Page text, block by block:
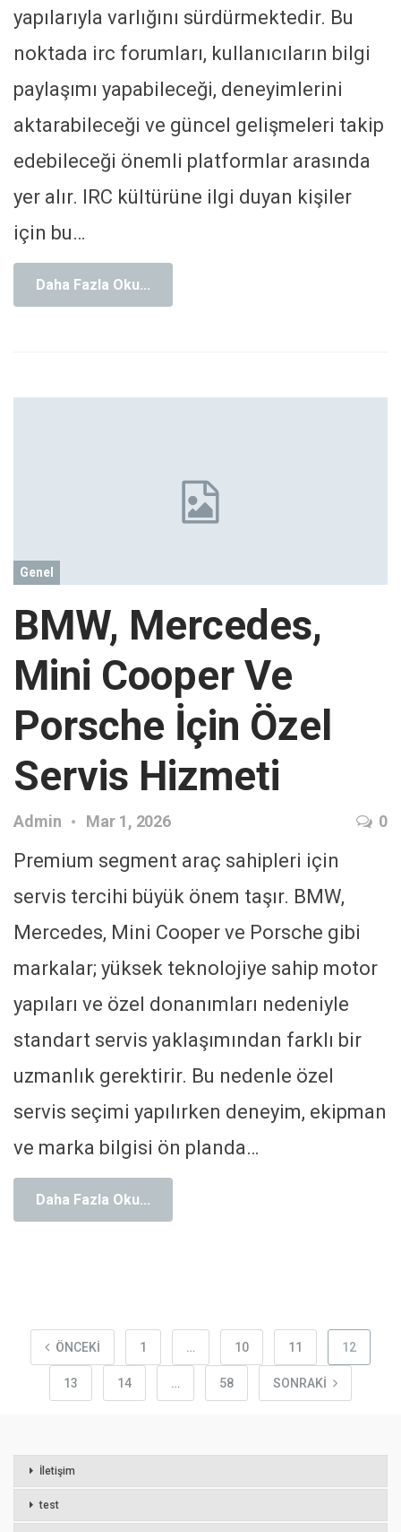
yapılarıyla varlığını sürdürmektedir. Bu
noktada irc forumları, kullanıcıların bilgi
paylaşımı yapabileceği, deneyimlerini
aktarabileceği ve güncel gelişmeleri takip
edebileceği önemli platformlar arasında
yer alır. IRC kültürüne ilgi duyan kişiler
için bu…
Daha Fazla Oku...
Genel
BMW, Mercedes,
Mini Cooper Ve
Porsche İçin Özel
Servis Hizmeti
Admin Mar 1, 2026 0
Premium segment araç sahipleri için
servis tercihi büyük önem taşır. BMW,
Mercedes, Mini Cooper ve Porsche gibi
markalar; yüksek teknolojiye sahip motor
yapıları ve özel donanımları nedeniyle
standart servis yaklaşımından farklı bir
uzmanlık gerektirir. Bu nedenle özel
servis seçimi yapılırken deneyim, ekipman
ve marka bilgisi ön planda…
Daha Fazla Oku...
ÖNCEKI 1 … 10 11 12
13 14 … 58 SONRAKI
İletişim
test